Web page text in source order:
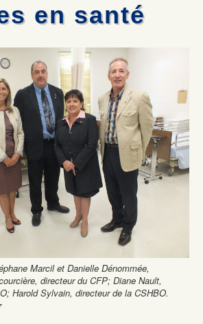
dans la Vallée-de-la-Gatineau :
remettent deux certificats honorifiques
formation professionnelle: Jérémy Gagnon
au national
en santé
Marcil et Danielle Dénommée,
directeur du CFP; Diane Nault,
Harold Sylvain, directeur de la CSHBO.